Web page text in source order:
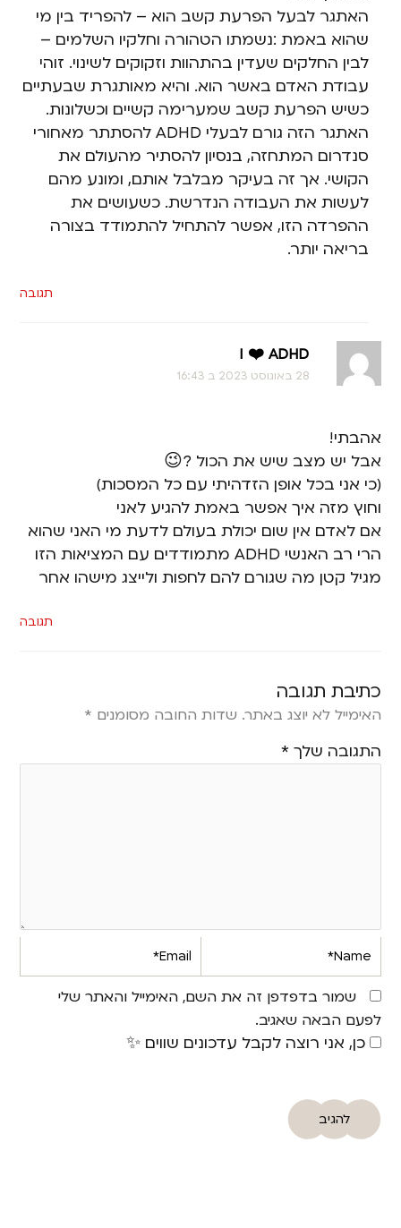
האתגר לבעל הפרעת קשב הוא – להפריד בין מי
שהוא באמת :נשמתו הטהורה וחלקיו השלמים –
לבין החלקים שעדין בהתהוות וזקוקים לשינוי. זוהי
עבודת האדם באשר הוא. והיא מאותגרת שבעתיים
כשיש הפרעת קשב שמערימה קשיים וכשלונות.
האתגר הזה גורם לבעלי ADHD להסתתר מאחורי
סנדרום המתחזה, בנסיון להסתיר מהעולם את
הקושי. אך זה בעיקר מבלבל אותם, ומונע מהם
לעשות את העבודה הנדרשת. כשעושים את
ההפרדה הזו, אפשר להתחיל להתמודד בצורה
בריאה יותר.
תגובה
I ❤️ ADHD
28 באוגוסט 2023 ב 16:43
אהבתי!
אבל יש מצב שיש את הכול ?😉
(כי אני בכל אופן הזדהיתי עם כל המסכות)
וחוץ מזה איך אפשר באמת להגיע לאני
אם לאדם אין שום יכולת בעולם לדעת מי האני שהוא
הרי רב האנשי ADHD מתמודדים עם המציאות הזו
מגיל קטן מה שגורם להם לחפות ולייצג מישהו אחר
תגובה
כתיבת תגובה
האימייל לא יוצג באתר. שדות החובה מסומנים *
התגובה שלך *
Name*
Email*
שמור בדפדפן זה את השם, האימייל והאתר שלי
לפעם הבאה שאגיב.
כן, אני רוצה לקבל עדכונים שווים ✨